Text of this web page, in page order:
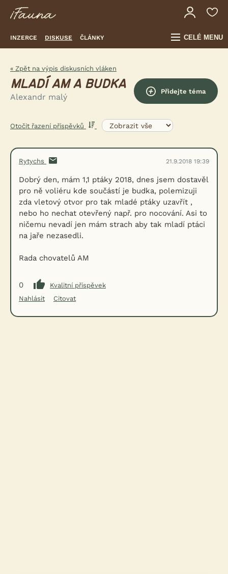
INZERCE DISKUSE ČLÁNKY CELÉ MENU
« Zpět na výpis diskusních vláken
MLADÍ AM A BUDKA
Alexandr malý
Přidejte téma
Otočit řazení příspěvků
Rytychs 21.9.2018 19:39
Dobrý den, mám 1,1 ptáky 2018, dnes jsem dostavěl
pro ně voliéru kde součástí je budka, polemizuji
zda vletový otvor pro tak mladé ptáky uzavřít ,
nebo ho nechat otevřený např. pro nocování. Asi to
ničemu nevadí jen mám strach aby tak mladí ptáci
na jaře nezasedli.
Rada chovatelů AM
0
Kvalitní příspěvek
Nahlásit
Citovat